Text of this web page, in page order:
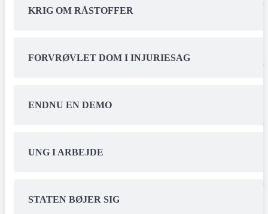
KRIG OM RÅSTOFFER
FORVRØVLET DOM I INJURIESAG
ENDNU EN DEMO
UNG I ARBEJDE
STATEN BØJER SIG